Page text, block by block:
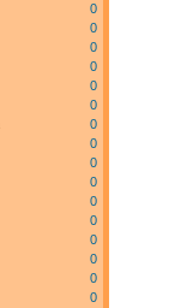
0
0
0
0
0
0
0
0
0
0
0
0
0
0
0
0